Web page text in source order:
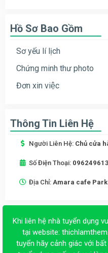
Hồ Sơ Bao Gồm
Sơ yếu lí lịch
Chứng minh thư photo
Đơn xin việc
Thông Tin Liên Hệ
Người Liên Hệ: Chủ cửa
Số Điện Thoại:
Địa Chỉ: Amara cafe
Khi liên hệ nhà tuyển dụng
tại website:
tuyển hãy cảnh giác với